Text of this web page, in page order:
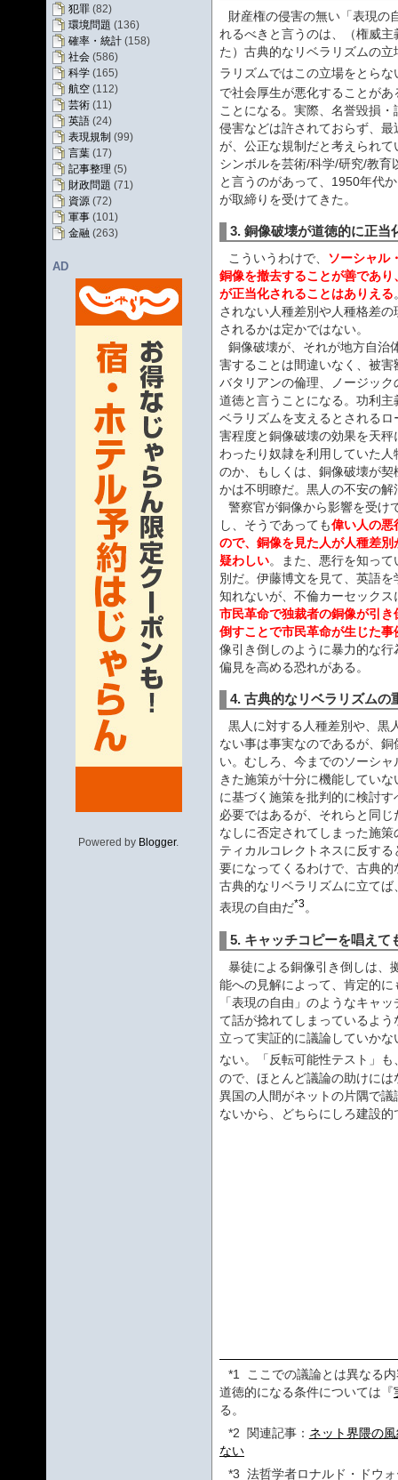
犯罪 (82)
環境問題 (136)
確率・統計 (158)
社会 (586)
科学 (165)
航空 (112)
芸術 (11)
英語 (24)
表現規制 (99)
言葉 (17)
記事整理 (5)
財政問題 (71)
資源 (72)
軍事 (101)
金融 (263)
AD
Powered by Blogger.
財産権の侵害の無い「表現の
れるべきと言うのは、（権威
た）古典的なリベラリズムの
ラリズムではこの立場をとらな
で社会厚生が悪化することが
ことになる。実際、名誉毀損
侵害などは許されておらず、
が、公正な規制だと考えられ
シンボルを芸術/科学/研究/教
と言うのがあって、1950年代
が取締りを受けてきた。
3. 銅像破壊が道徳的に正当
こういうわけで、 ソーシャル
銅像を撤去することが善であ
が正当化されることはありえる
されない人種差別や人種格差
されるかは定かではない。
銅像破壊が、それが地方自治
害することは間違いなく、被
バタリアンの倫理、ノージッ
道徳と言うことになる。功利
ベラリズムを支えるとされる
害程度と銅像破壊の効果を天
わったり奴隷を利用していた
のか、もしくは、銅像破壊が
かは不明瞭だ。黒人の不安の
警察官が銅像から影響を受け
し、そうであっても偉い人の悪
ので、銅像を見た人が人種差
疑わしい。また、悪行を知っ
別だ。伊藤博文を見て、英語
知れないが、不倫カーセック
市民革命で独裁者の銅像が引
倒すことで市民革命が生じた
像引き倒しのように暴力的な
偏見を高める恐れがある。
4. 古典的なリベラリズムの
黒人に対する人種差別や、黒
ない事は事実なのであるが、
い。むしろ、今までのソーシ
きた施策が十分に機能してい
に基づく施策を批判的に検討
必要ではあるが、それらと同
なしに否定されてしまった施
ティカルコレクトネスに反す
要になってくるわけで、古典
古典的なリベラリズムに立て
表現の自由だ*3。
5. キャッチコピーを唱えて
暴徒による銅像引き倒しは、
能への見解によって、肯定的
「表現の自由」のようなキャ
て話が捻れてしまっているよ
立って実証的に議論していか
ない。「反転可能性テスト」
ので、ほとんど議論の助けに
異国の人間がネットの片隅で
ないから、どちらにしろ建設的
*1
ここでの議論とは異なる
道徳的になる条件については『
る。
*2
関連記事： ネット界隈の
ない
*3 法哲学者ロナルド・ドウ